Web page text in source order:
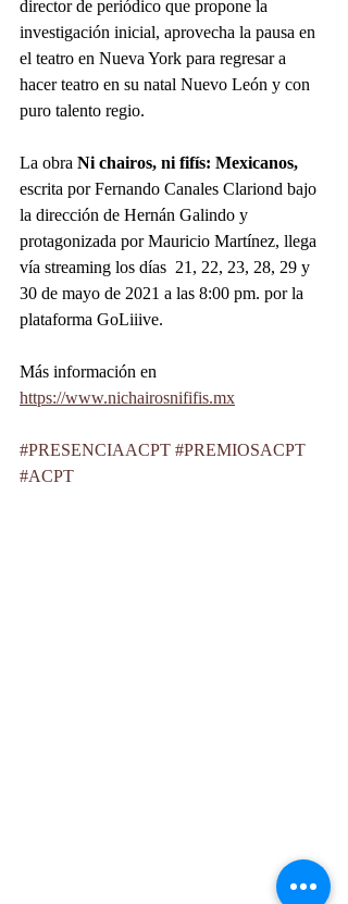
director de periódico que propone la
investigación inicial, aprovecha la pausa en
el teatro en Nueva York para regresar a
hacer teatro en su natal Nuevo León y con
puro talento regio.
La obra Ni chairos, ni fifís: Mexicanos,
escrita por Fernando Canales Clariond bajo
la dirección de Hernán Galindo y
protagonizada por Mauricio Martínez, llega
vía streaming los días  21, 22, 23, 28, 29 y
30 de mayo de 2021 a las 8:00 pm. por la
plataforma GoLiiive.
Más información en
https://www.nichairosnififis.mx
#PRESENCIAACPT #PREMIOSACPT
#ACPT